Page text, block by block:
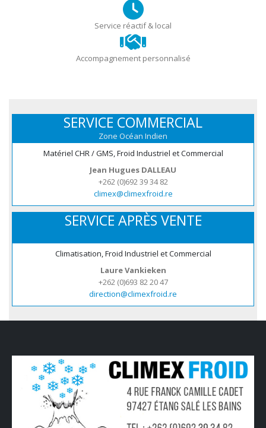
Service réactif & local
Accompagnement personnalisé
SERVICE COMMERCIAL
Zone Océan Indien
Matériel CHR / GMS, Froid Industriel et Commercial
Jean Hugues DALLEAU
+262 (0)692 39 34 82
climex@climexfroid.re
SERVICE APRÈS VENTE
Climatisation, Froid Industriel et Commercial
Laure Vankieken
+262 (0)693 82 20 47
direction@climexfroid.re